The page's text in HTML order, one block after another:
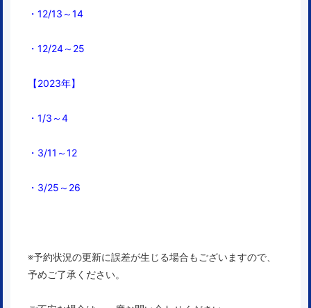
・12/13～14
・12/24～25
【2023年】
・1/3～4
・3/11～12
・3/25～26
※予約状況の更新に誤差が生じる場合もございますので、
予めご了承ください。